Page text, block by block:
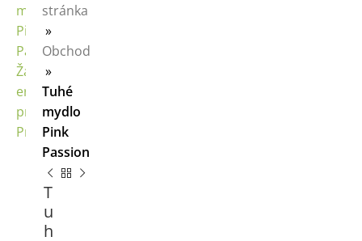
stránka
»
Obchod
»
Tuhé
mydlo
Pink
Passion
T
u
h